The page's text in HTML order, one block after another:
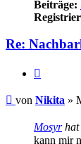
Beiträge:
Re:
Beitrag
von Nikita »
Mosyrhat
kann mir